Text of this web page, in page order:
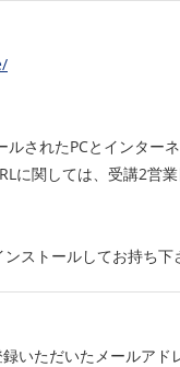
されたPCとインター
に関しては、受講2営
ストールしてお持ち下
いただいたメールア